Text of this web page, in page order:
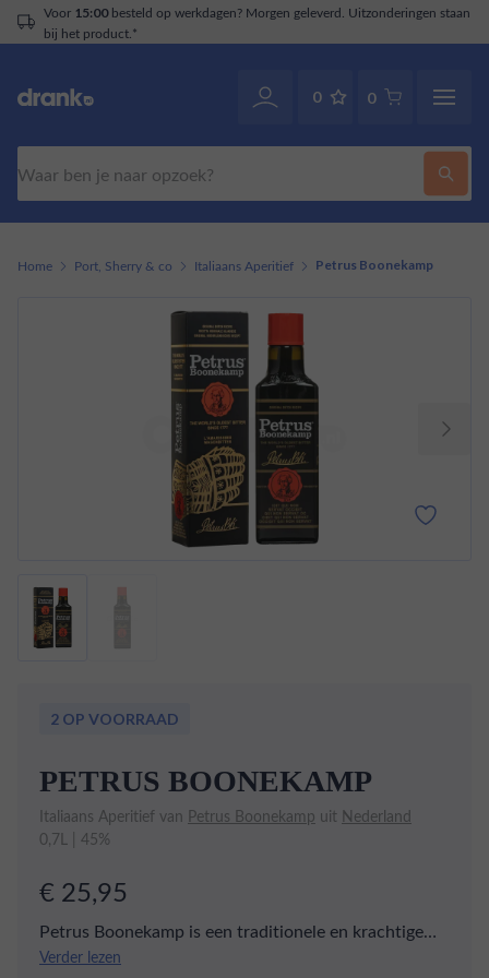
Voor 15:00besteld op werkdagen? Morgen geleverd. Uitzonderingen staan
bij het product.*
0 0
Home Port, Sherry & co Italiaans Aperitief Petrus Boonekamp
2 OP VOORRAAD
PETRUS BOONEKAMP
Italiaans Aperitief van Petrus Boonekamp uit Nederland
0,7L | 45%
€ 25,95
Petrus Boonekamp is een traditionele en krachtige
Italiaanse bitter likeur met een alcoholpercentage van
Verder lezen